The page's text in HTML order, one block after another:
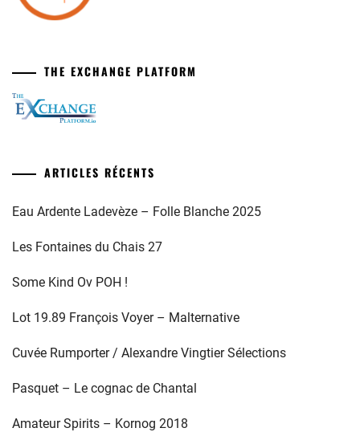
THE EXCHANGE PLATFORM
ARTICLES RÉCENTS
Eau Ardente Ladevèze – Folle Blanche 2025
Les Fontaines du Chais 27
Some Kind Ov POH !
Lot 19.89 François Voyer – Malternative
Cuvée Rumporter / Alexandre Vingtier Sélections
Pasquet – Le cognac de Chantal
Amateur Spirits – Kornog 2018